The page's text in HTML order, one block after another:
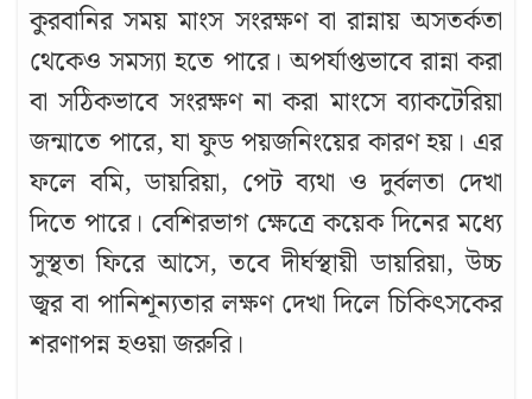
d
কুরবানির সময় মাংস সংরক্ষণ বা রান্নায় অসতর্কতা
থেকেও সমস্যা হতে পারে। অপর্যাপ্তভাবে রান্না করা
বা সঠিকভাবে সংরক্ষণ না করা মাংসে ব্যাকটেরিয়া
জন্মাতে পারে, যা ফুড পয়জনিংয়ের কারণ হয়। এর
ফলে বমি, ডায়রিয়া, পেট ব্যথা ও দুর্বলতা দেখা
দিতে পারে। বেশিরভাগ ক্ষেত্রে কয়েক দিনের মধ্যে
সুস্থতা ফিরে আসে, তবে দীর্ঘস্থায়ী ডায়রিয়া, উচ্চ
জ্বর বা পানিশূন্যতার লক্ষণ দেখা দিলে চিকিৎসকের
শরণাপন্ন হওয়া জরুরি।